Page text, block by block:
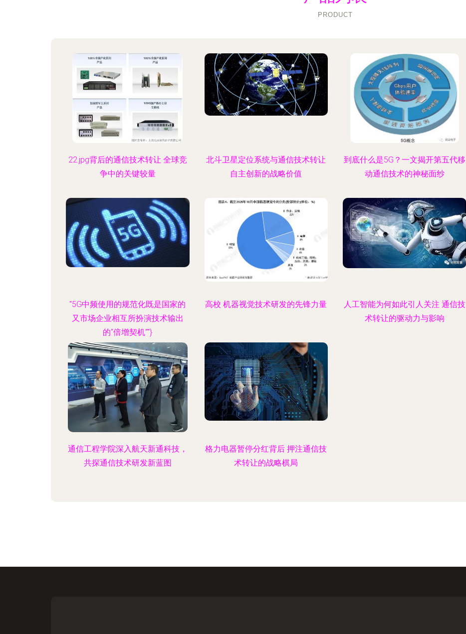
PRODUCT
22.jpg背后的通信技术转让 全球竞
争中的关键较量
北斗卫星定位系统与通信技术转让
自主创新的战略价值
到底什么是5G？一文揭开第五代移
动通信技术的神秘面纱
"5G中频使用的规范化既是国家的
又市场企业相互所扮演技术输出
的“倍增契机”"}
高校 机器视觉技术研发的先锋力量
人工智能为何如此引人关注 通信技
术转让的驱动力与影响
通信工程学院深入航天新通科技，
共探通信技术研发新蓝图
格力电器暂停分红背后 押注通信技
术转让的战略棋局